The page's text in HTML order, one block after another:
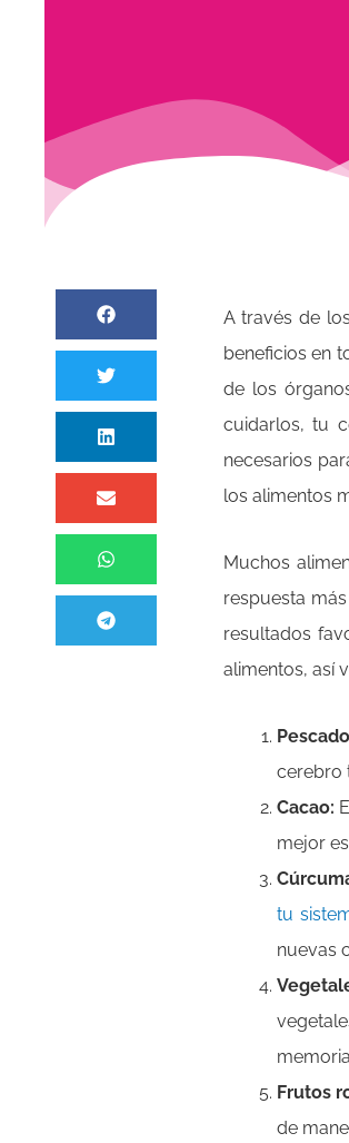
A través de
beneficios en
de los
cuidarlos, tu
necesarios
los alimentos
Muchos
respuesta
resultados
alimentos, así
Pescado
cerebro
Cacao:
mejor
tu
nuevas
Frutos
de